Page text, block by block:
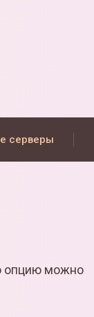
серверы
опцию можно